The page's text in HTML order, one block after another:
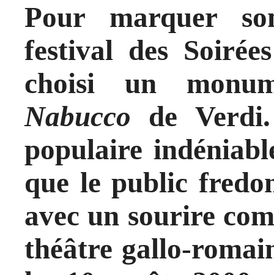
Pour marquer
festival des
choisi un
Nabucco de
populaire
que le public
avec un sourire
théâtre gallo-